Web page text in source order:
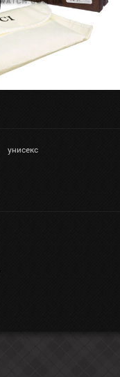
унисекс